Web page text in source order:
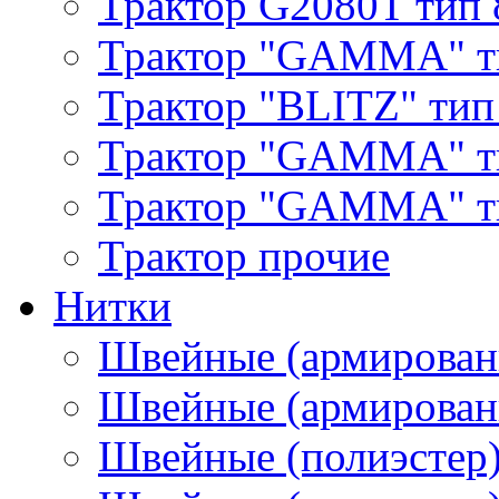
Трактор "GAMMA"
Трактор "BLITZ"
Трактор "GAMMA"
Трактор "GAMMA"
Трактор прочие
Нитки
Швейные
Швейные
Швейные